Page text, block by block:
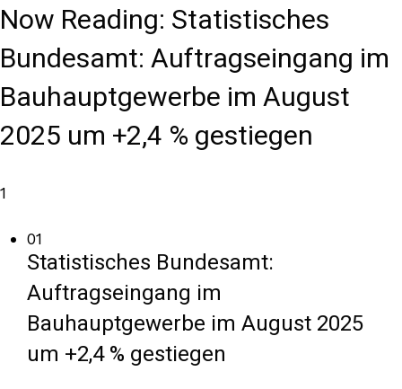
Now Reading: Statistisches
Bundesamt: Auftragseingang im
Bauhauptgewerbe im August
2025 um +2,4 % gestiegen
1
01
Statistisches Bundesamt:
Auftragseingang im
Bauhauptgewerbe im August 2025
um +2,4 % gestiegen